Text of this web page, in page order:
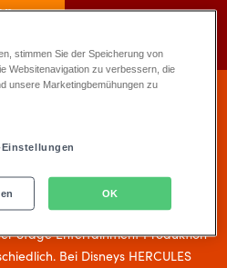
Wert ein Gut­schein aus­ge­
Ihnen eine Ein­schät­zung. Der Ein­
Stage En­ter­tain­ment Pro­duk­ti­on
Bei Disneys HERCULES
stimmen Sie der Speicherung von
Websitenavigation zu verbessern, die
unsere Marketingbemühungen zu
OK